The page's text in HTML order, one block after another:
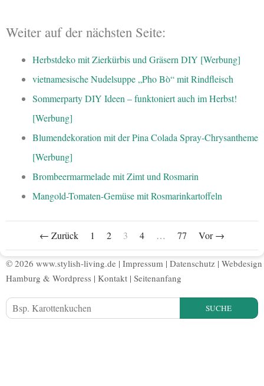
Weiter auf der nächsten Seite:
Herbstdeko mit Zierkürbis und Gräsern DIY [Werbung]
vietnamesische Nudelsuppe „Pho Bò“ mit Rindfleisch
Sommerparty DIY Ideen – funktoniert auch im Herbst!
[Werbung]
Blumendekoration mit der Pina Colada Spray-Chrysantheme
[Werbung]
Brombeermarmelade mit Zimt und Rosmarin
Mangold-Tomaten-Gemüse mit Rosmarinkartoffeln
← Zurück 1 2 3 4 … 77 Vor →
© 2026 www.stylish-living.de | Impressum | Datenschutz | Webdesign
Hamburg & Wordpress | Kontakt | Seitenanfang
SUCHE